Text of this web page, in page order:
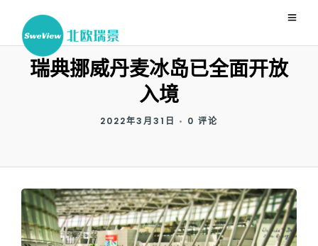
瑞典挪威丹麦冰岛已全面开放
入境
2022年3月31日 • 0 评论